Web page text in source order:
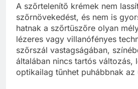
A szőrtelenítő krémek nem
szőrnövekedést, és nem is
hatnak a szőrtüszőre olyan
lézeres vagy villanófényes
szőrszál vastagságában,
általában nincs tartós változás,
optikailag tűnhet puhábbnak az